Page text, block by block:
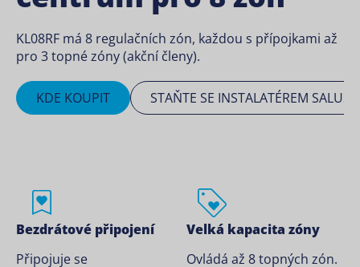
KL08RF má 8 regulačních zón, každou s přípojkami až
pro 3 topné zóny (akční členy).
KDE KOUPIT STAŇTE SE INSTALATÉREM SALUS
Bezdrátové připojení
Připojuje se
Velká kapacita zóny
Ovládá až 8 topných zón.